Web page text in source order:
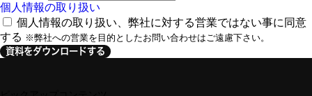
個人情報の取り扱い
個人情報の取り扱い、弊社に対する営業ではない事に同意
する ※弊社への営業を目的としたお問い合わせはご遠慮下さい。
資料をダウンロードする